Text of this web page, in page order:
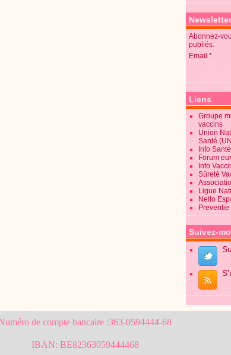
Newsletter
Abonnez-
publiés.
Email
Liens
Groupe
vaccins
Union
Santé
Info
Forum
Info
Sûreté
Ligue
Nello
Suivez-
de compte bancaire :363-0594444-68
IBAN: BE82363059444468